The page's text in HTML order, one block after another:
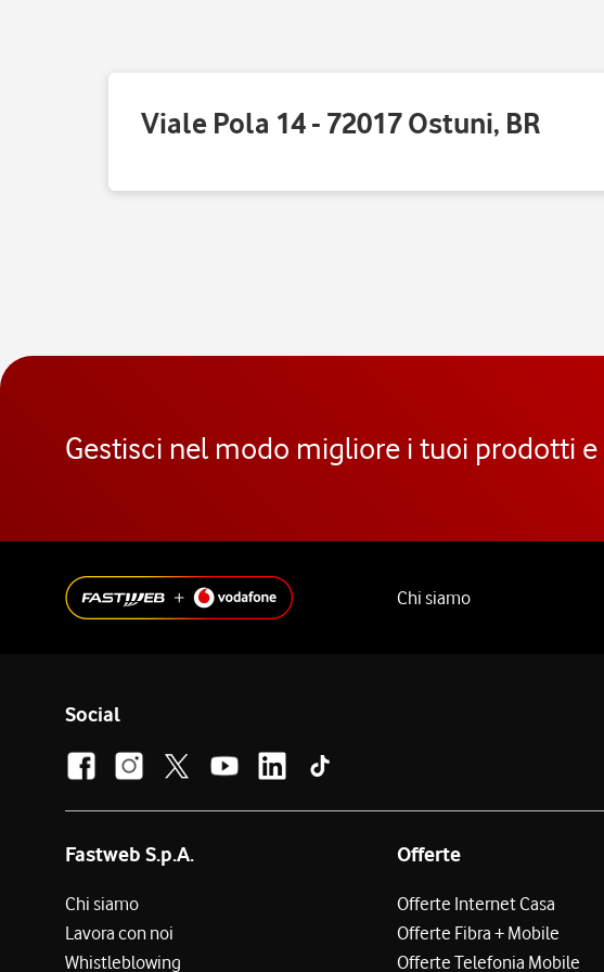
Viale Pola 14 - 72017 Ostuni, BR
Gestisci nel modo migliore i tuoi prodotti e
Chi siamo
Social
Fastweb S.p.A.
Chi siamo
Lavora con noi
Whistleblowing
Offerte
Offerte Internet Casa
Offerte Fibra + Mobile
Offerte Telefonia Mobile